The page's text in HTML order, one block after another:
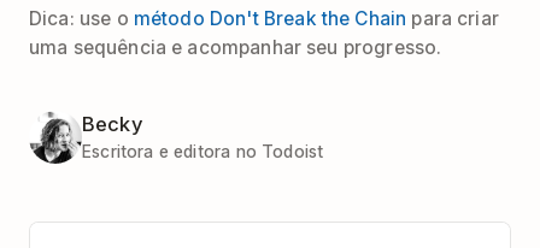
Dica: use o método Don't Break the Chain para criar
uma sequência e acompanhar seu progresso.
Becky
Escritora e editora no Todoist